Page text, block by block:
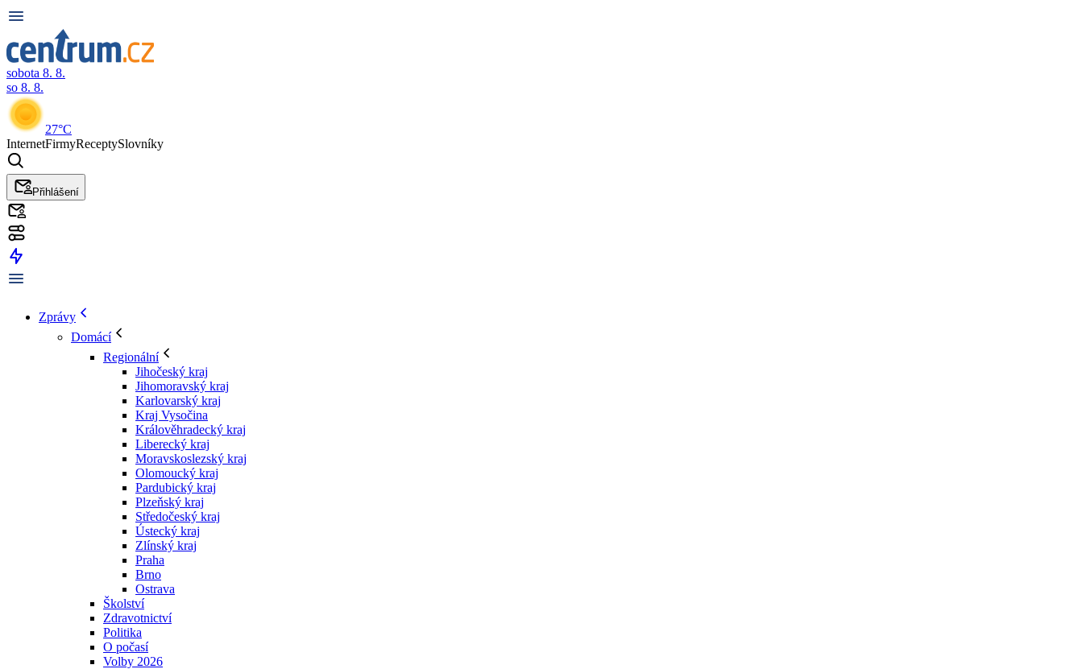
sobota 8. 8.
so 8. 8.
27°C
InternetFirmyReceptySlovníky
Přihlášení
Zprávy
Domácí
Regionální
Jihočeský kraj
Jihomoravský kraj
Karlovarský kraj
Kraj Vysočina
Králověhradecký kraj
Liberecký kraj
Moravskoslezský kraj
Olomoucký kraj
Pardubický kraj
Plzeňský kraj
Středočeský kraj
Ústecký kraj
Zlínský kraj
Praha
Brno
Ostrava
Školství
Zdravotnictví
Politika
O počasí
Volby 2026